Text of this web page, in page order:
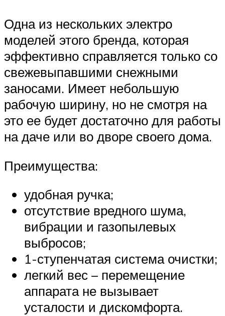
Одна из нескольких электро
моделей этого бренда, которая
эффективно справляется только со
свежевыпавшими снежными
заносами. Имеет небольшую
рабочую ширину, но не смотря на
это ее будет достаточно для работы
на даче или во дворе своего дома.
Преимущества:
удобная ручка;
отсутствие вредного шума,
вибрации и газопылевых
выбросов;
1-ступенчатая система очистки;
легкий вес – перемещение
аппарата не вызывает
усталости и дискомфорта.